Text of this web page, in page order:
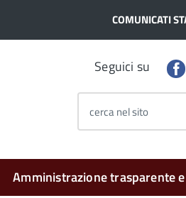
COMUNICATI
Seguici su
cerca nel sito
Amministrazione trasparente e